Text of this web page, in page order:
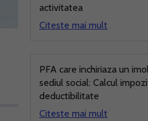
activitatea
Citeste mai mult
PFA care inchiriaza un
sediul social: Calcul
deductibilitate
Citeste mai mult